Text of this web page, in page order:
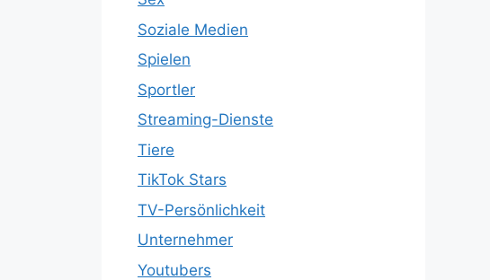
Soziale Medien
Spielen
Sportler
Streaming-Dienste
Tiere
TikTok Stars
TV-Persönlichkeit
Unternehmer
Youtubers